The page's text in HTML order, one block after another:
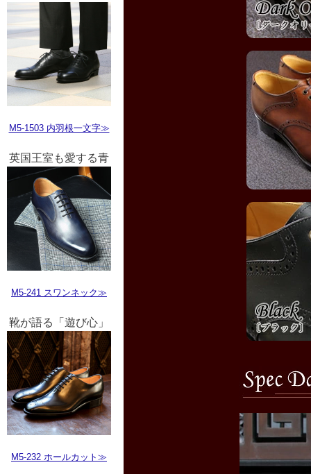
M5-1503 内羽根一文字≫
英国王室も愛する青
M5-241 スワンネック≫
靴が語る「遊び心」
M5-232 ホールカット≫